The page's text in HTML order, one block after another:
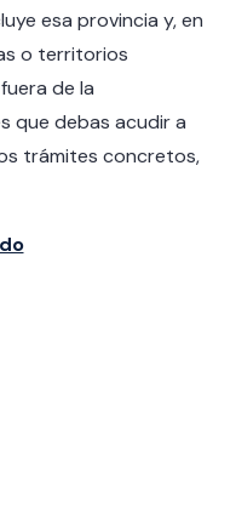
esa provincia y, en
o territorios
de la
que debas acudir a
trámites concretos,